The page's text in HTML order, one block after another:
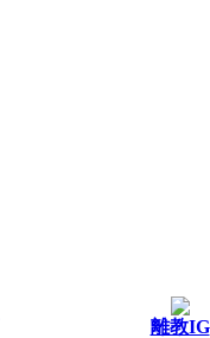
離教IG